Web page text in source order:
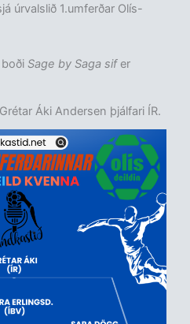
úrvalslið 1.umferðar Olís-
Sage by Saga sifer
Grétar Áki Andersen þjálfari ÍR.